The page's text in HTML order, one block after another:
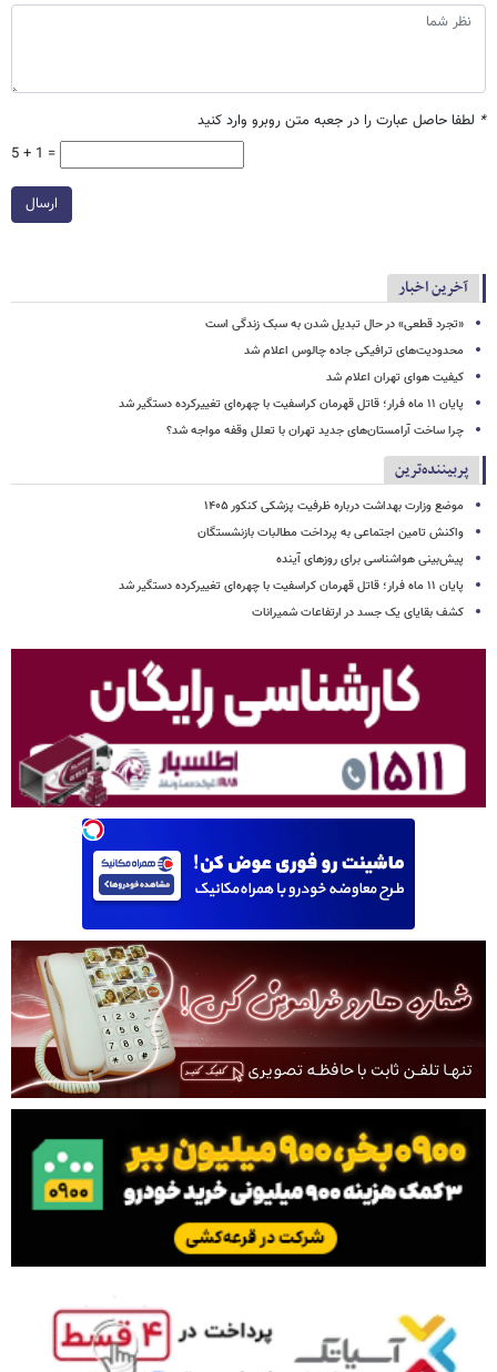
* لطفا حاصل عبارت را در جعبه متن روبرو وارد کنید
5 + 1 =
ارسال
آخرین اخبار
«تجرد قطعی» در حال تبدیل شدن به سبک زندگی است
محدودیت‌های ترافیکی جاده چالوس اعلام شد
کیفیت هوای تهران اعلام شد
پایان ۱۱ ماه فرار؛ قاتل قهرمان کراسفیت با چهره‌ای تغییرکرده دستگیر شد
چرا ساخت آرامستان‌های جدید تهران با تعلل وقفه مواجه شد؟
پربیننده‌ترین
موضع وزارت بهداشت درباره ظرفیت پزشکی کنکور ۱۴۰۵
واکنش تامین اجتماعی به پرداخت مطالبات بازنشستگان
پیش‌بینی هواشناسی برای روزهای آینده
پایان ۱۱ ماه فرار؛ قاتل قهرمان کراسفیت با چهره‌ای تغییرکرده دستگیر شد
کشف بقایای یک جسد در ارتفاعات شمیرانات